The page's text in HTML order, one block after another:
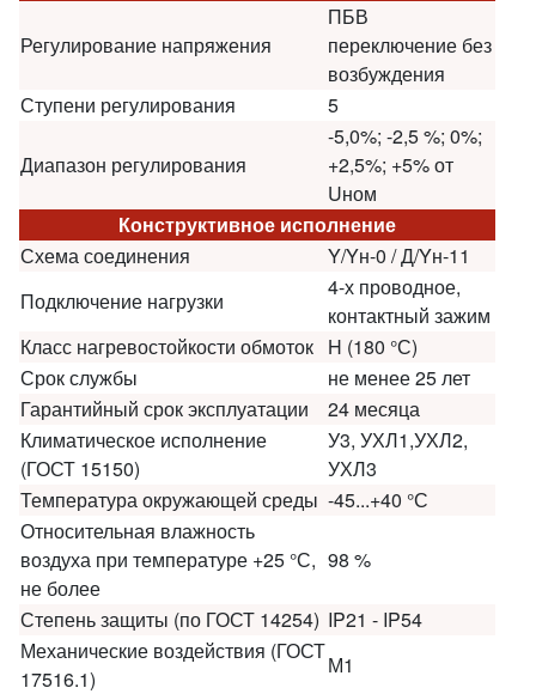
Регулирование напряжения
ПБВ
переключение без
возбуждения
Ступени регулирования
5
Диапазон регулирования
-5,0%; -2,5 %; 0%;
+2,5%; +5% от
Uном
Конструктивное исполнение
Схема соединения
Y/Yн-0 / Д/Yн-11
Подключение нагрузки
4-х проводное,
контактный зажим
Класс нагревостойкости обмоток H (180 °С)
Срок службы
не менее 25 лет
Гарантийный срок эксплуатации
24 месяца
Климатическое исполнение
(ГОСТ 15150)
У3, УХЛ1,УХЛ2,
УХЛ3
Температура окружающей среды -45...+40 °С
Относительная влажность
воздуха при температуре +25 °С,
не более
98 %
Степень защиты (по ГОСТ 14254) IP21 - IP54
Механические воздействия (ГОСТ
17516.1)
М1